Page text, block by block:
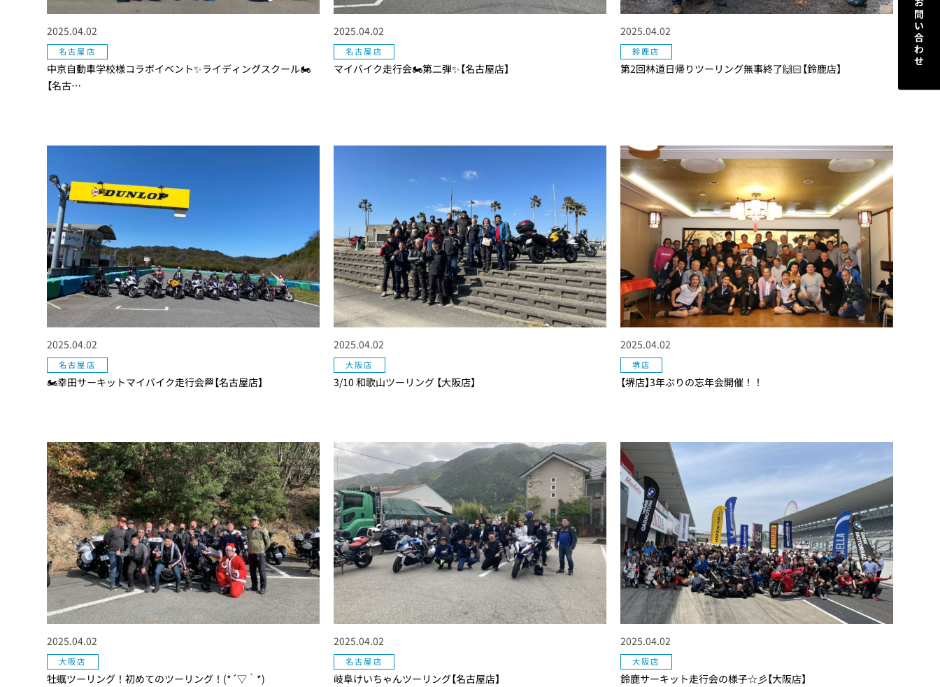
中京自動車学校様コラボイベント✨ライディングスクール🏍
【名古…
2025.04.02
名古屋店
マイバイク走行会🏍第二弾✨【名古屋店】
2025.04.02
名古屋店
第2回林道日帰りツーリング無事終了🙌🏻【鈴鹿店】
2025.04.02
鈴鹿店
🏍幸田サーキットマイバイク走行会🏁【名古屋店】
2025.04.02
名古屋店
3/10 和歌山ツーリング 【大阪店】
2025.04.02
大阪店
【堺店】3年ぶりの忘年会開催！！
2025.04.02
堺店
牡蠣ツーリング！初めてのツーリング！(*´▽｀*)
2025.04.02
大阪店
岐阜けいちゃんツーリング【名古屋店】
2025.04.02
名古屋店
鈴鹿サーキット走行会の様子☆彡【大阪店】
2025.04.02
大阪店